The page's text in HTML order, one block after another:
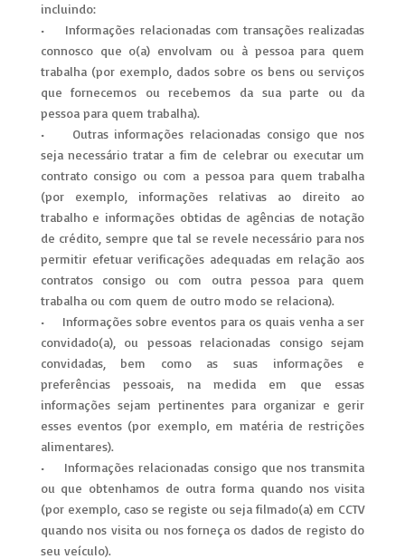
incluindo:
• Informações relacionadas com transações realizadas
connosco que o(a) envolvam ou à pessoa para quem
trabalha (por exemplo, dados sobre os bens ou serviços
que fornecemos ou recebemos da sua parte ou da
pessoa para quem trabalha).
• Outras informações relacionadas consigo que nos
seja necessário tratar a fim de celebrar ou executar um
contrato consigo ou com a pessoa para quem trabalha
(por exemplo, informações relativas ao direito ao
trabalho e informações obtidas de agências de notação
de crédito, sempre que tal se revele necessário para nos
permitir efetuar verificações adequadas em relação aos
contratos consigo ou com outra pessoa para quem
trabalha ou com quem de outro modo se relaciona).
• Informações sobre eventos para os quais venha a ser
convidado(a), ou pessoas relacionadas consigo sejam
convidadas, bem como as suas informações e
preferências pessoais, na medida em que essas
informações sejam pertinentes para organizar e gerir
esses eventos (por exemplo, em matéria de restrições
alimentares).
• Informações relacionadas consigo que nos transmita
ou que obtenhamos de outra forma quando nos visita
(por exemplo, caso se registe ou seja filmado(a) em CCTV
quando nos visita ou nos forneça os dados de registo do
seu veículo).